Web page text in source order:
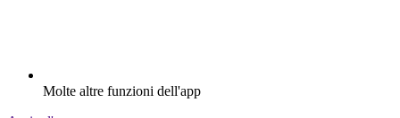
Molte altre funzioni dell'app